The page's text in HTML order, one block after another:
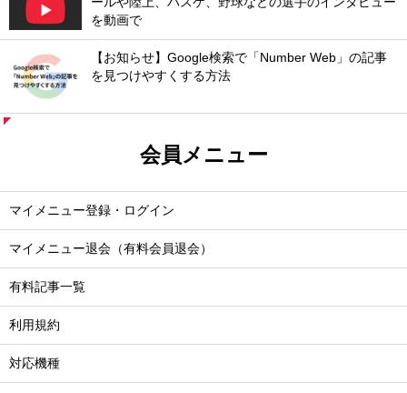
を動画で
【お知らせ】Google検索で「Number Web」の記事
を見つけやすくする方法
会員メニュー
マイメニュー登録・ログイン
マイメニュー退会（有料会員退会）
有料記事一覧
利用規約
対応機種